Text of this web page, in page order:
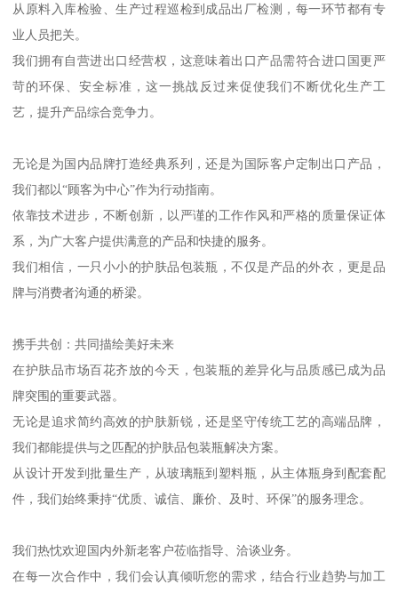
从原料入库检验、生产过程巡检到成品出厂检测，每一环节都有专
业人员把关。
我们拥有自营进出口经营权，这意味着出口产品需符合进口国更严
苛的环保、安全标准，这一挑战反过来促使我们不断优化生产工
艺，提升产品综合竞争力。
无论是为国内品牌打造经典系列，还是为国际客户定制出口产品，
我们都以“顾客为中心”作为行动指南。
依靠技术进步，不断创新，以严谨的工作作风和严格的质量保证体
系，为广大客户提供满意的产品和快捷的服务。
我们相信，一只小小的护肤品包装瓶，不仅是产品的外衣，更是品
牌与消费者沟通的桥梁。
携手共创：共同描绘美好未来
在护肤品市场百花齐放的今天，包装瓶的差异化与品质感已成为品
牌突围的重要武器。
无论是追求简约高效的护肤新锐，还是坚守传统工艺的高端品牌，
我们都能提供与之匹配的护肤品包装瓶解决方案。
从设计开发到批量生产，从玻璃瓶到塑料瓶，从主体瓶身到配套配
件，我们始终秉持“优质、诚信、廉价、及时、环保”的服务理念。
我们热忱欢迎国内外新老客户莅临指导、洽谈业务。
在每一次合作中，我们会认真倾听您的需求，结合行业趋势与加工